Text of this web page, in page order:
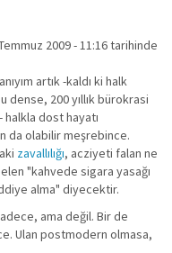
2009 - 11:16 tarihinde
artık -kaldı ki halk
dense, 200 yıllık bürokrasi
dost hayatı
da olabilir meşrebince.
zavallılığı, acziyeti falan ne
"kahvede sigara yasağı
alma" diyecektir.
ama değil. Bir de
Ulan postmodern olmasa,